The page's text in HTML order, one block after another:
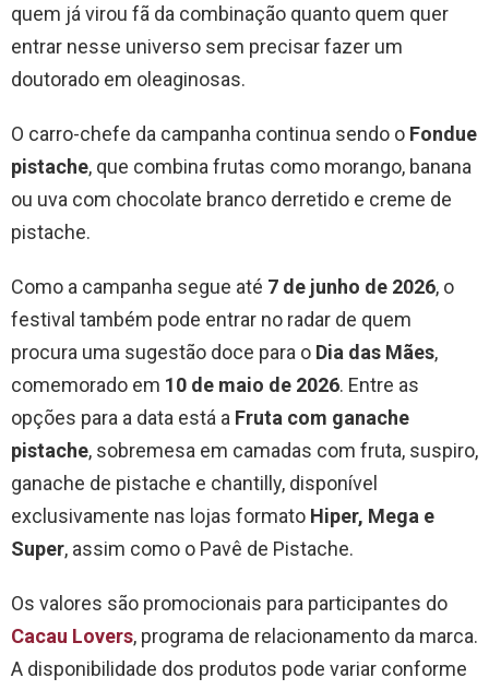
quem já virou fã da combinação quanto quem quer
entrar nesse universo sem precisar fazer um
doutorado em oleaginosas.
O carro-chefe da campanha continua sendo o Fondue
pistache, que combina frutas como morango, banana
ou uva com chocolate branco derretido e creme de
pistache.
Como a campanha segue até 7 de junho de 2026, o
festival também pode entrar no radar de quem
procura uma sugestão doce para o Dia das Mães,
comemorado em 10 de maio de 2026. Entre as
opções para a data está a Fruta com ganache
pistache, sobremesa em camadas com fruta, suspiro,
ganache de pistache e chantilly, disponível
exclusivamente nas lojas formato Hiper, Mega e
Super, assim como o Pavê de Pistache.
Os valores são promocionais para participantes do
Cacau Lovers, programa de relacionamento da marca.
A disponibilidade dos produtos pode variar conforme